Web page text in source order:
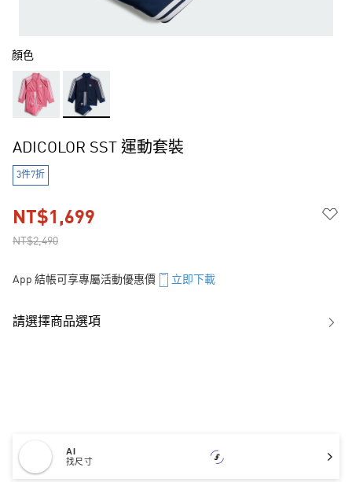
顏色
ADICOLOR SST 運動套裝
3件7折
NT$2,490
NT$1,699
App 結帳可享專屬活動優惠價 立即下載
請選擇商品選項
AI
找尺寸